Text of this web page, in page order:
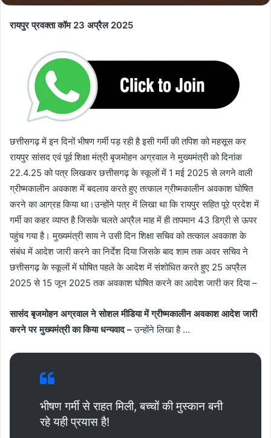
रायपुर प्रवक्ता कॉम 23 अप्रैल 2025
छत्तीसगढ़ में इन दिनों भीषण गर्मी पड़ रही है इसी गर्मी की तपिश को महसूस कर
रायपुर सांसद एवं पूर्व शिक्षा मंत्री बृजमोहन अग्रवाल ने मुख्यमंत्री को दिनांक
22.4.25 को पत्र लिखकर छत्तीसगढ़ के स्कूलों में 1 मई 2025 से लगने वाली
ग्रीष्मकालीन अवकाश में बदलाव करते हुए तत्काल ग्रीष्मकालीन अवकाश घोषित
करने का आग्रह किया था।उन्होंने पत्र में लिखा था कि रायपुर सहित पूरे प्रदेश में
गर्मी का कहर व्याप्त है जिसके चलते अप्रैल माह में ही तापमान 43 डिग्री से ऊपर
पहुंच गया है। मुख्यमंत्री साय ने उसी दिन शिक्षा सचिव को तत्काल अवकाश के
संबंध में आदेश जारी करने का निर्देश दिया जिसके बाद शाम तक अवर सचिव ने
छत्तीसगढ़ के स्कूलों में घोषित पहले के आदेश में संशोधित करते हुए 25 अप्रैल
2025 से 15 जून 2025 तक अवकाश घोषित करने का आदेश जारी कर दिया –
सासंद बृजमोहन अग्रवाल ने सोशल मीडिया में ग्रीष्मकालीन अवकाश आदेश जारी
करने पर मुख्यमंत्री का किया धन्यवाद –उन्होंने लिखा है …
भीषण गर्मी से राहत मिली, बच्चों की मुस्कान बनी
रहे यही प्रयास है!